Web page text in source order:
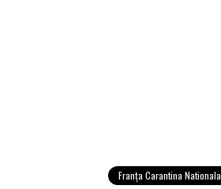
Franța Carantina Nationala